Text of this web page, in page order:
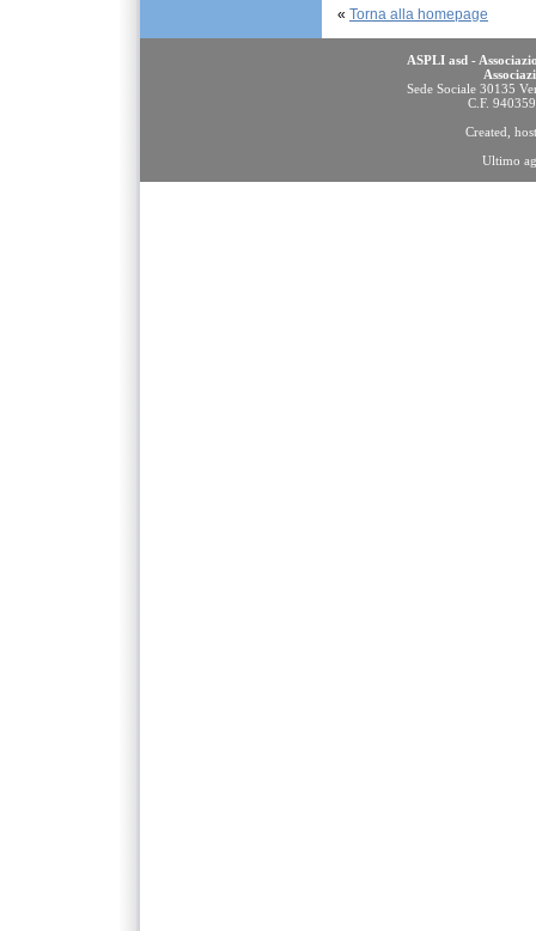
« Torna alla homepage
ASPLI asd -
Sede Sociale 30135
C.F.
Created,
Ultimo